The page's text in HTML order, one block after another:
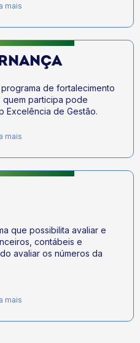
mais
de fortalecimento
participa pode
Excelência de Gestão.
mais
que possibilita avaliar e
contábeis e
avaliar os números da
mais